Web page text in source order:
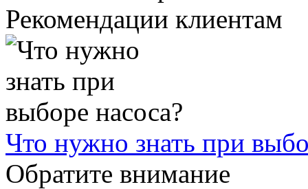
Рекомендации клиентам
Что нужно знать при
Обратите внимание